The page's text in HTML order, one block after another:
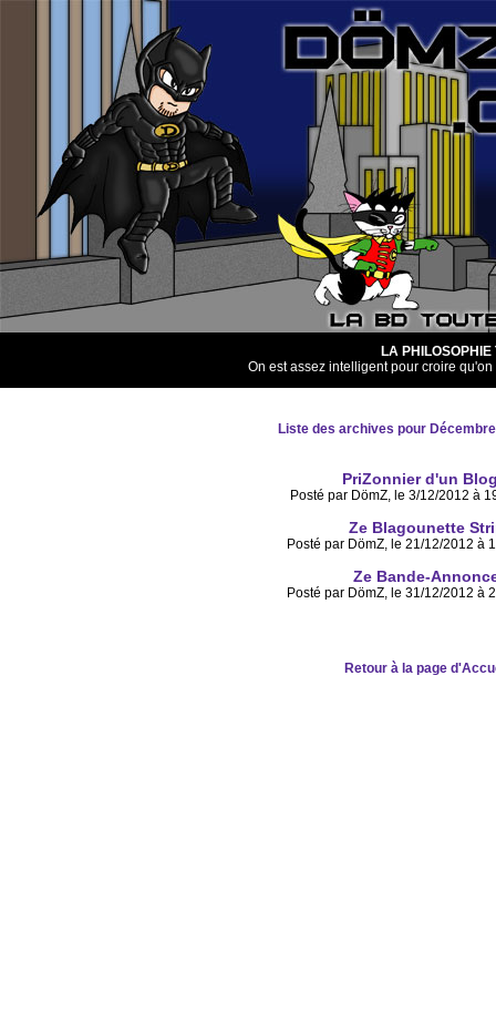
LA
On est assez intelligent pour croire
Liste des archives pour
PriZonnier d'un
Posté par DömZ, le 3/12/2012 à
Ze Blagounette
Posté par DömZ, le 21/12/2012 à
Ze Bande-
Posté par DömZ, le 31/12/2012 à
Retour à la page